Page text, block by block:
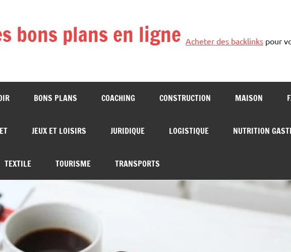
bons plans en ligne Acheter des backlinks pour
BONS PLANS COACHING CONSTRUCTION MAISON
JEUX ET LOISIRS JURIDIQUE LOGISTIQUE NUTRITION
TEXTILE TOURISME TRANSPORTS